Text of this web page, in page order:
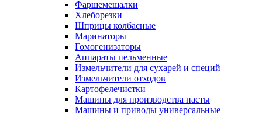
Фаршемешалки
Хлеборезки
Шприцы колбасные
Маринаторы
Гомогенизаторы
Аппараты пельменные
Измельчители для сухарей и специй
Измельчители отходов
Картофелечистки
Машины для производства пасты
Машины и приводы универсальные